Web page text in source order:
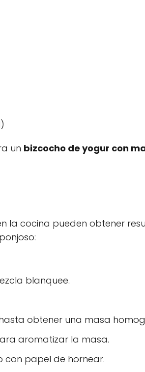
un bizcocho de yogur con
la cocina pueden obtener
blanquee.
obtener una masa
aromatizar la masa.
con papel de hornear.